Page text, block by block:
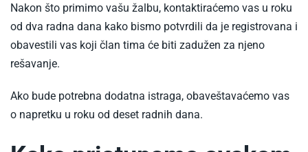
Nakon što primimo vašu žalbu, kontaktiraćemo vas u roku
od dva radna dana kako bismo potvrdili da je registrovana i
obavestili vas koji član tima će biti zadužen za njeno
rešavanje.
Ako bude potrebna dodatna istraga, obaveštavaćemo vas
o napretku u roku od deset radnih dana.